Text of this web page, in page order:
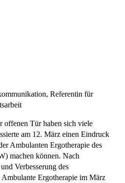
Referentin für
offenen Tür haben sich viele
am 12. März einen Eindruck
Ambulanten Ergotherapie des
machen können. Nach
Verbesserung des
Ergotherapie im März